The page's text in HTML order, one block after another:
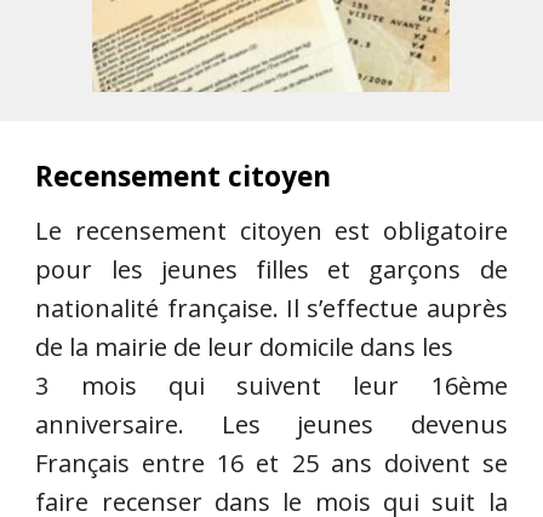
Recensement citoyen
Le recensement citoyen est obligatoire
pour les jeunes filles et garçons de
nationalité française. Il s’effectue auprès
de la mairie de leur domicile dans les
3 mois qui suivent leur 16ème
anniversaire. Les jeunes devenus
Français entre 16 et 25 ans doivent se
faire recenser dans le mois qui suit la